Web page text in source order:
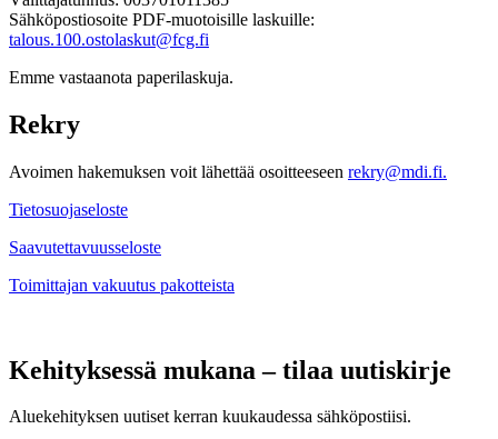
Sähköpostiosoite PDF-muotoisille laskuille:
talous.100.ostolaskut@fcg.fi
Emme vastaanota paperilaskuja.
Rekry
Avoimen hakemuksen voit lähettää osoitteeseen rekry@mdi.fi.
Tietosuojaseloste
Saavutettavuusseloste
Toimittajan vakuutus pakotteista
Kehityksessä mukana – tilaa uutiskirje
Aluekehityksen uutiset kerran kuukaudessa sähköpostiisi.